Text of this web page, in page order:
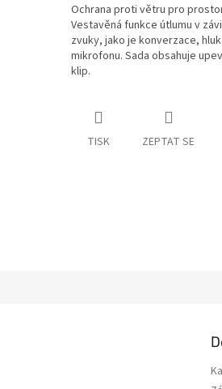
Ochrana proti větru pro
Vestavěná funkce útlumu v
zvuky, jako je konverzace,
mikrofonu. Sada obsahuje
klip.
TISK ZEPTAT SE